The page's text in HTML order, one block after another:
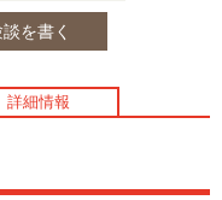
を書く
詳細情報